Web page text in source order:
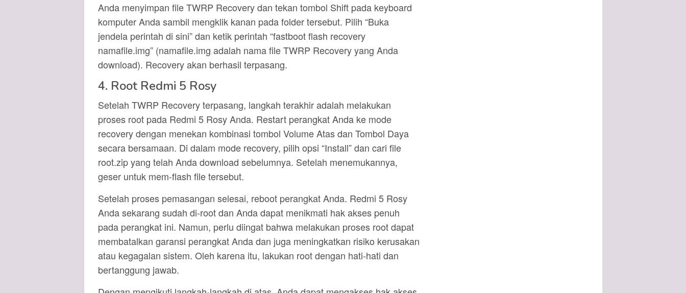
Anda menyimpan file TWRP Recovery dan tekan tombol Shift pada keyboard
komputer Anda sambil mengklik kanan pada folder tersebut. Pilih “Buka
jendela perintah di sini” dan ketik perintah “fastboot flash recovery
namafile.img” (namafile.img adalah nama file TWRP Recovery yang Anda
download). Recovery akan berhasil terpasang.
4. Root Redmi 5 Rosy
Setelah TWRP Recovery terpasang, langkah terakhir adalah melakukan
proses root pada Redmi 5 Rosy Anda. Restart perangkat Anda ke mode
recovery dengan menekan kombinasi tombol Volume Atas dan Tombol Daya
secara bersamaan. Di dalam mode recovery, pilih opsi “Install” dan cari file
root.zip yang telah Anda download sebelumnya. Setelah menemukannya,
geser untuk mem-flash file tersebut.
Setelah proses pemasangan selesai, reboot perangkat Anda. Redmi 5 Rosy
Anda sekarang sudah di-root dan Anda dapat menikmati hak akses penuh
pada perangkat ini. Namun, perlu diingat bahwa melakukan proses root dapat
membatalkan garansi perangkat Anda dan juga meningkatkan risiko kerusakan
atau kegagalan sistem. Oleh karena itu, lakukan root dengan hati-hati dan
bertanggung jawab.